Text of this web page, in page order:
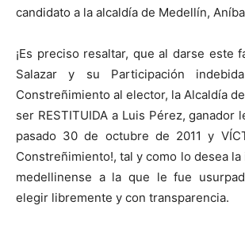
candidato a la alcaldía de Medellín,
¡Es preciso resaltar, que al darse este
Salazar y su Participación
Constreñimiento al elector, la Alcaldía
ser RESTITUIDA a Luis Pérez, ganador
pasado 30 de octubre de 2011 y
Constreñimiento!, tal y como lo desea la
medellinense a la que le fue
elegir libremente y con transparencia.